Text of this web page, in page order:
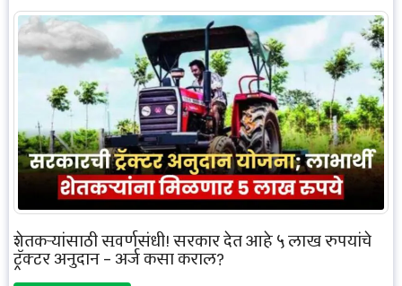
शेतकऱ्यांसाठी सुवर्णसंधी! सरकार देत आहे ५ लाख रुपयांचे
ट्रॅक्टर अनुदान – अर्ज कसा कराल?